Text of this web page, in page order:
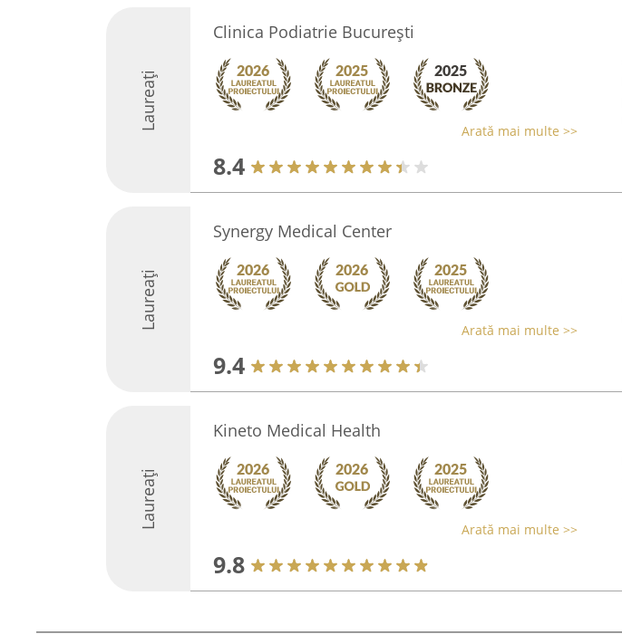
Laureați
Clinica Podiatrie București
Arată mai multe >>
8.4
Laureați
Synergy Medical Center
Arată mai multe >>
9.4
Laureați
Kineto Medical Health
Arată mai multe >>
9.8